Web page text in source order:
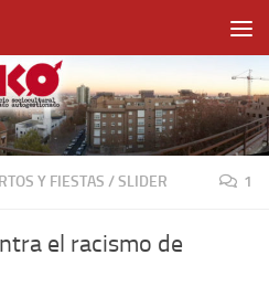
Y FIESTAS /SLIDER 1
el racismo de